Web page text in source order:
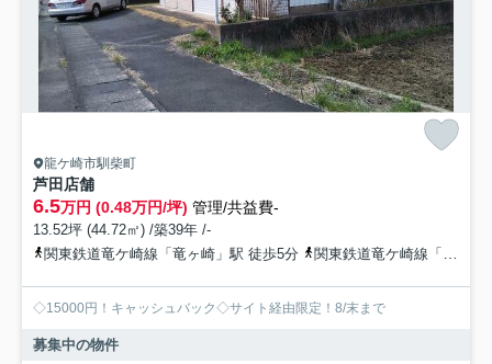
龍ケ崎市馴柴町
芦田店舗
6.5万円 (0.48万円/坪) 管理/共益費-
13.52坪 (44.72㎡) /築39年 /-
関東鉄道竜ケ崎線「竜ヶ崎」駅 徒歩5分
関東鉄道竜ケ崎線「入地」駅 徒歩33分
◇15000円！キャッシュバック◇サイト経由限定！8/末まで
募集中の物件